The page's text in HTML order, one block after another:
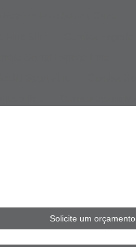
Plus Size
Social Masculina Plus Size
Plus Size Masculina
Solicite um orçamento